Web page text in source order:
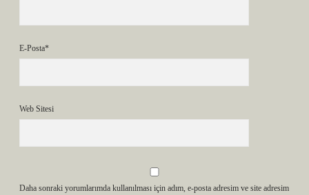
E-Posta*
Web Sitesi
Daha sonraki yorumlarımda kullanılması için adım, e-posta adresim ve site adresim